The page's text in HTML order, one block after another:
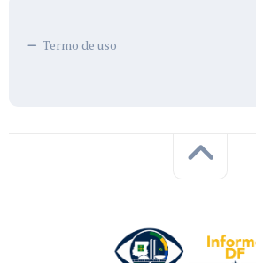
Termo de uso